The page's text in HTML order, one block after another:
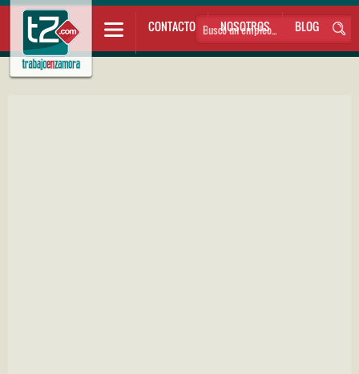
CONTACTO NOSOTROS BLOG